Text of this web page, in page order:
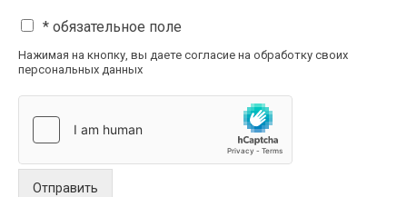
* обязательное поле
Нажимая на кнопку, вы даете согласие на обработку своих
персональных данных
Отправить